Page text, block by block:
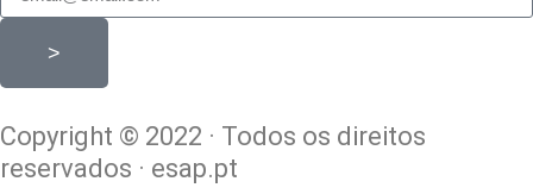
>
Copyright © 2022 · Todos os direitos
reservados · esap.pt